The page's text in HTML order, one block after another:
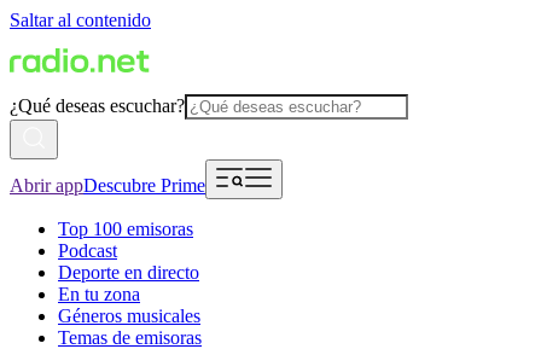
Saltar al contenido
¿Qué deseas escuchar?
Abrir appDescubre Prime
Top 100 emisoras
Podcast
Deporte en directo
En tu zona
Géneros musicales
Temas de emisoras